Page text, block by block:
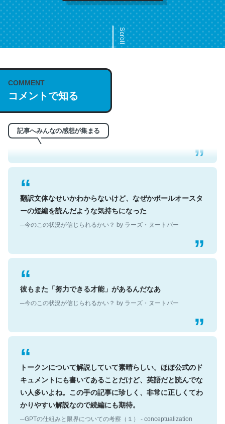
Scroll
COMMENT
コメントで知る
記事へみんなの感想が集まる
これは名文。彼はとてもクレバーなんだろうなと凄く思
う。英語少しでも読める人は原文もお勧め。自分はこの流
れ好き。Let’s Fucking Go. Then Covid hit. Shit.
─今のこの状況が信じられるかい？ by ラーズ・ヌートバー
翻訳文体なせいかわからないけど、なぜかポールオースタ
ーの短編を読んだような気持ちになった
彼もまた「努力できる才能」があるんだなあ
トークンについて解説していて素晴らしい。ほぼ公式のド
キュメントにも書いてあることだけど、英語だと読んでな
い人多いよね。この手の記事に珍しく、非常に正しくてわ
かりやすい解説なので続編にも期待。